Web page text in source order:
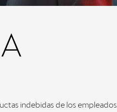
indebidas de los empleados